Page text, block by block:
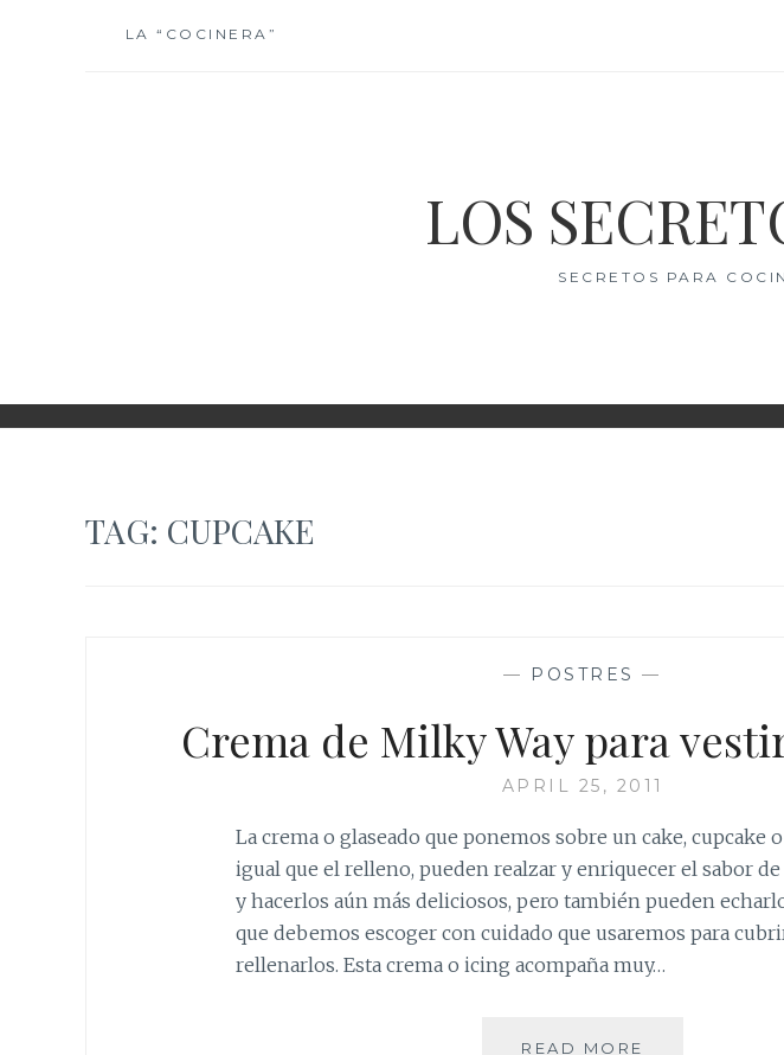
LA “COCINERA”
LOS
SECRETOS PARA
TAG: CUPCAKE
— POSTRES —
Crema de Milky Way para
APRIL 25, 2011
La crema o glaseado que ponemos sobre un cake, cupcake
igual que el relleno, pueden realzar y enriquecer el sabor
y hacerlos aún más deliciosos, pero también pueden
que debemos escoger con cuidado que usaremos para
rellenarlos. Esta crema o icing acompaña muy…
READ MORE